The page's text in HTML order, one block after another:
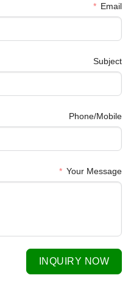
Email
Subject
Phone/Mobile
Your Message
INQUIRY NOW